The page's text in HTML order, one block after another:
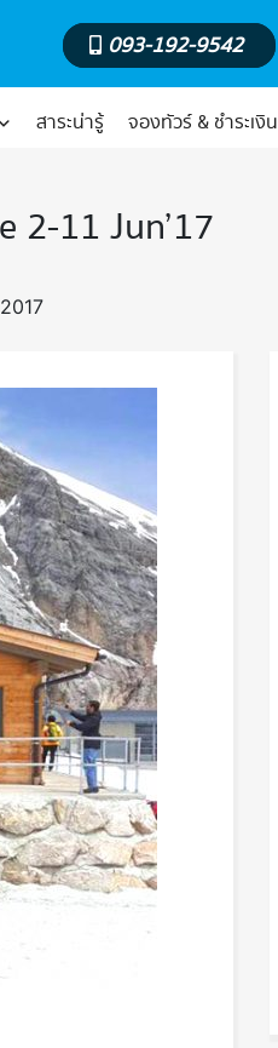
093-192-9542
สาระน่ารู้ จองทัวร์ & ชำระเงิน
2-11 Jun’17